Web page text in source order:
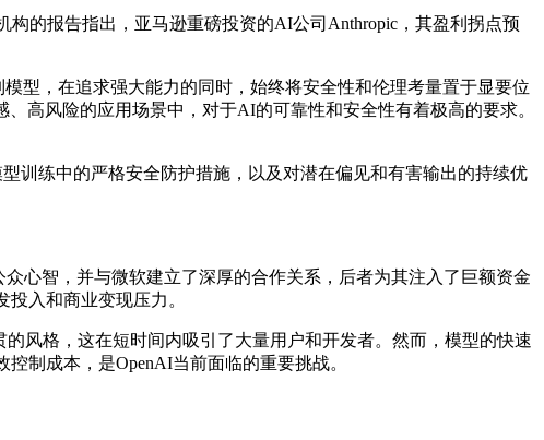
的报告指出，亚马逊重磅投资的AI公司Anthropic，其盈利拐点预
型，在追求强大能力的同时，始终将安全性和伦理考量置于显要位
高风险的应用场景中，对于AI的可靠性和安全性有着极高的要求。
训练中的严格安全防护措施，以及对潜在偏见和有害输出的持续优
心智，并与微软建立了深厚的合作关系，后者为其注入了巨额资金
入和商业变现压力。
风格，这在短时间内吸引了大量用户和开发者。然而，模型的快速
制成本，是OpenAI当前面临的重要挑战。